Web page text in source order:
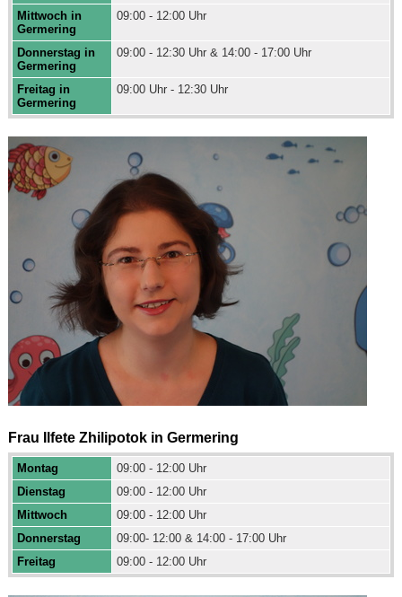
Mittwoch in
Germering
09:00 - 12:00 Uhr
Donnerstag in
Germering
09:00 - 12:30 Uhr & 14:00 - 17:00 Uhr
Freitag in
Germering
09:00 Uhr - 12:30 Uhr
Frau Ilfete Zhilipotok in Germering
Montag
09:00 - 12:00 Uhr
Dienstag
09:00 - 12:00 Uhr
Mittwoch
09:00 - 12:00 Uhr
Donnerstag
09:00- 12:00 & 14:00 - 17:00 Uhr
Freitag
09:00 - 12:00 Uhr